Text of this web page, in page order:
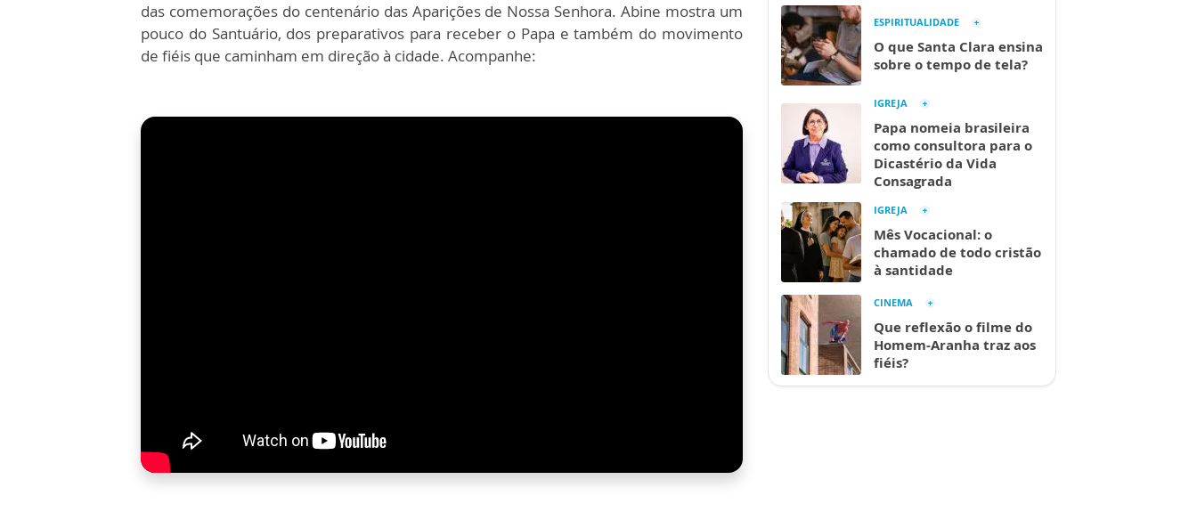
das comemorações do centenário das Aparições de Nossa Senhora. Abine mostra um
pouco do Santuário, dos preparativos para receber o Papa e também do movimento
de fiéis que caminham em direção à cidade. Acompanhe:
ESPIRITUALIDADE
O que Santa Clara ensina
sobre o tempo de tela?
IGREJA
Papa nomeia brasileira
como consultora para o
Dicastério da Vida
Consagrada
IGREJA
Mês Vocacional: o
chamado de todo cristão
à santidade
CINEMA
Que reflexão o filme do
Homem-Aranha traz aos
fiéis?